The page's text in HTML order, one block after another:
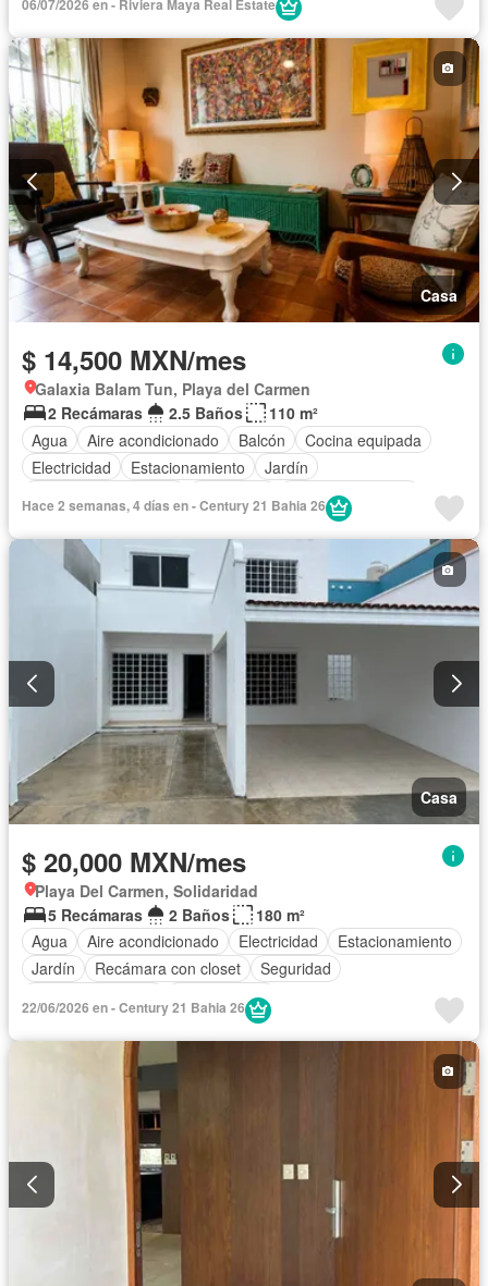
Sala polivalente
Internet
Aire acondicionado
Circuito cerrado de televisión
Electricidad
Cuarto de Limpieza
Televisión por cable
Gas natural Asador
Zonas verdes
Recámara con closet
Caseta de vigilancia
Permite mascotas
Permite niños
Completamente amueblado
06/07/2026 en - Riviera Maya Real Estate
Casa
$ 14,500 MXN/mes
Galaxia Balam Tun, Playa del Carmen
2 Recámaras
2.5 Baños
110 m²
Agua
Aire acondicionado Balcón
Cocina equipada
Electricidad
Estacionamiento
Jardín
Permite mascotas
Hace 2 semanas, 4 días en - Century 21 Bahia 26
Casa
$ 20,000 MXN/mes
Playa Del Carmen, Solidaridad
5 Recámaras
2 Baños
180 m²
Agua
Aire acondicionado Electricidad
Estacionamiento
Jardín
Recámara con closet
Seguridad
Sin amueblar
22/06/2026 en - Century 21 Bahia 26